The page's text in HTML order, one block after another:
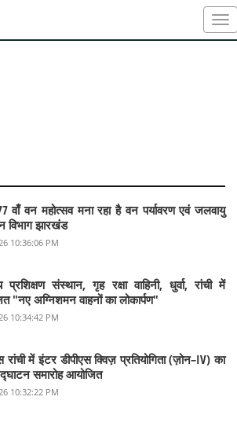
वन महोत्सव मना रहा है वन पर्यावरण एवं जलवायु
विभाग झारखंड
10:36:06 PM
प्रशिक्षण संस्थान, गृह रक्षा वाहिनी, धुर्वा, रांची में
"नए अग्निशमन वाहनों का लोकार्पण"
10:34:42 PM
रांची में इंटर डीपीएस क्विज़ प्रतियोगिता (ज़ोन–IV) का
समारोह आयोजित
10:32:22 PM